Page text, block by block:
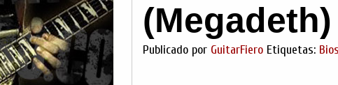
(Megadeth)
Publicado por GuitarFiero Etiquetas: Bios